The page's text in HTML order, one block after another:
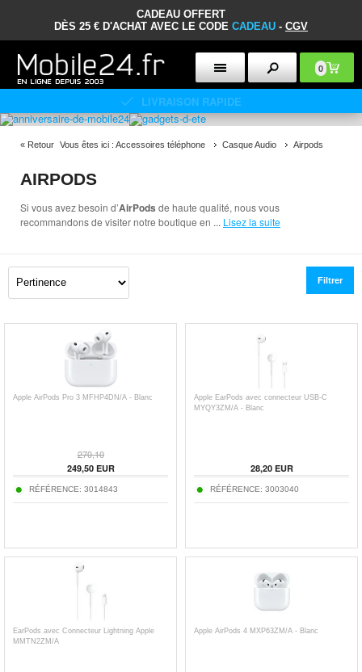
CADEAU OFFERT
DÈS 25 € D'ACHAT AVEC LE CODE CADEAU - CGV
0
POLITIQUE DE RETOUR DE 30 JOURS
« Retour Vous êtes ici : Accessoires téléphone Casque Audio Airpods
AIRPODS
Si vous avez besoin d’AirPods de haute qualité, nous vous
recommandons de visiter notre boutique en ... Lisez la suite
Filtrer
Apple AirPods Pro 3 MFHP4DN/A - Blanc
270,10
249,50EUR
RÉFÉRENCE: 3014843
Apple EarPods avec connecteur USB-C
MYQY3ZM/A - Blanc
28,20EUR
RÉFÉRENCE: 3003040
EarPods avec Connecteur Lightning Apple
MMTN2ZM/A
Apple AirPods 4 MXP63ZM/A - Blanc